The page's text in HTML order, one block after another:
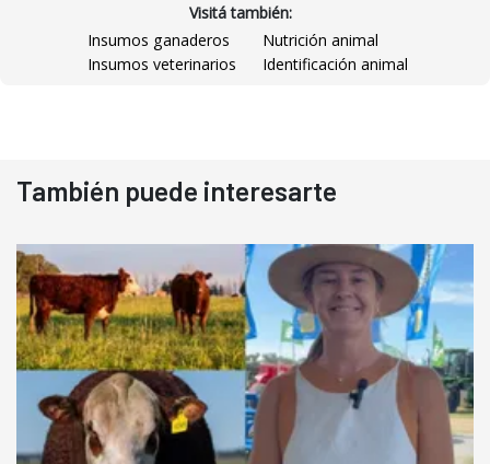
Visitá también:
Insumos ganaderos
Nutrición animal
Insumos veterinarios
Identificación animal
También puede interesarte